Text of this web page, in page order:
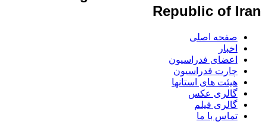
Republic of Iran
صفحه اصلی
اخبار
اعضای فدراسیون
چارت فدراسیون
هیئت های استانها
گالری عکس
گالری فیلم
تماس با ما